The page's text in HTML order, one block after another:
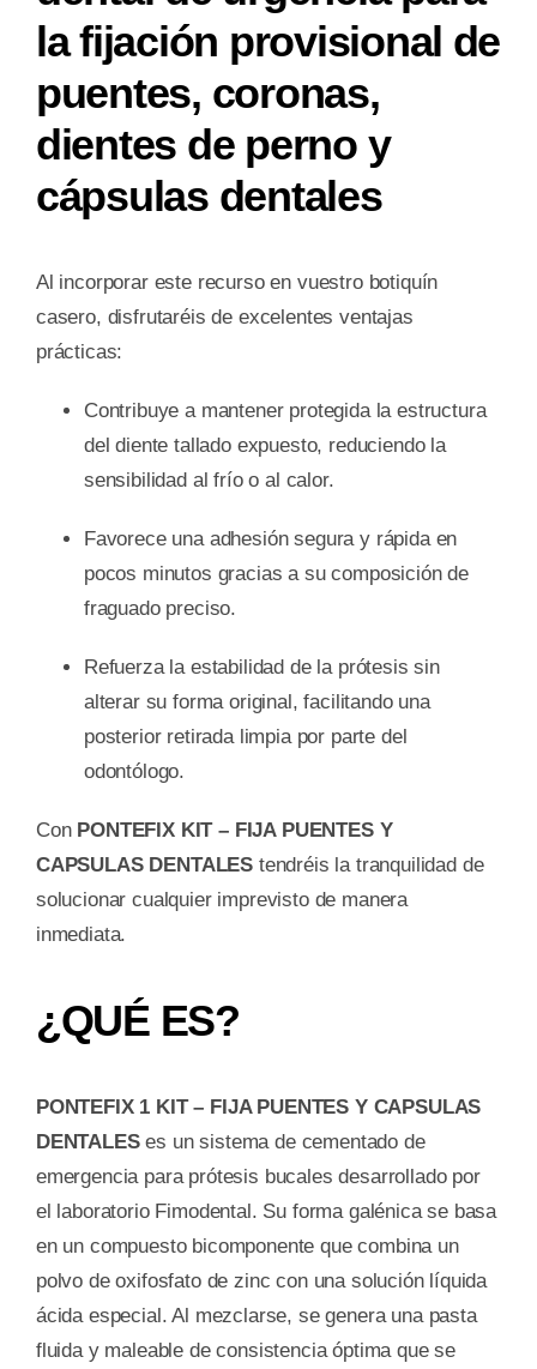
la fijación provisional de
puentes, coronas,
dientes de perno y
cápsulas dentales
Al incorporar este recurso en vuestro botiquín
casero, disfrutaréis de excelentes ventajas
prácticas:
Contribuye a mantener protegida la estructura
del diente tallado expuesto, reduciendo la
sensibilidad al frío o al calor.
Favorece una adhesión segura y rápida en
pocos minutos gracias a su composición de
fraguado preciso.
Refuerza la estabilidad de la prótesis sin
alterar su forma original, facilitando una
posterior retirada limpia por parte del
odontólogo.
Con PONTEFIX KIT – FIJA PUENTES Y
CAPSULAS DENTALES tendréis la tranquilidad de
solucionar cualquier imprevisto de manera
inmediata.
¿QUÉ ES?
PONTEFIX 1 KIT – FIJA PUENTES Y CAPSULAS
DENTALESes un sistema de cementado de
emergencia para prótesis bucales desarrollado por
el laboratorio Fimodental. Su forma galénica se basa
en un compuesto bicomponente que combina un
polvo de oxifosfato de zinc con una solución líquida
ácida especial. Al mezclarse, se genera una pasta
fluida y maleable de consistencia óptima que se